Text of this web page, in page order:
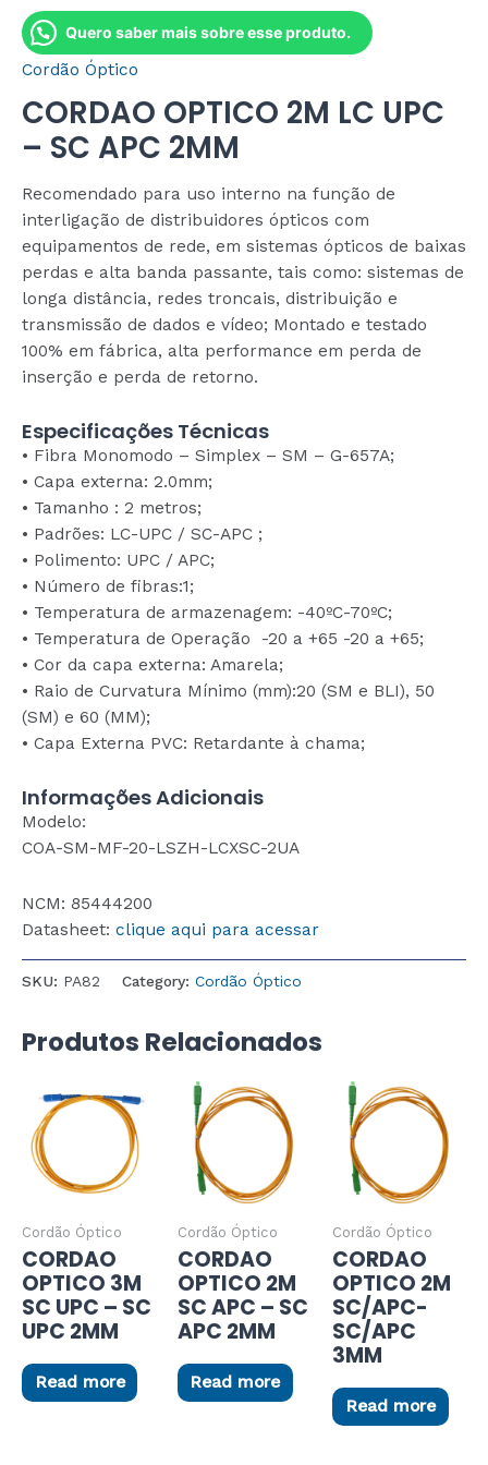
Quero saber mais sobre esse produto.
Cordão Óptico
CORDAO OPTICO 2M LC UPC
– SC APC 2MM
Recomendado para uso interno na função de
interligação de distribuidores ópticos com
equipamentos de rede, em sistemas ópticos de baixas
perdas e alta banda passante, tais como: sistemas de
longa distância, redes troncais, distribuição e
transmissão de dados e vídeo; Montado e testado
100% em fábrica, alta performance em perda de
inserção e perda de retorno.
Especificações Técnicas
• Fibra Monomodo – Simplex – SM – G-657A;
• Capa externa: 2.0mm;
• Tamanho : 2 metros;
• Padrões: LC-UPC / SC-APC ;
• Polimento: UPC / APC;
• Número de fibras:1;
• Temperatura de armazenagem: -40ºC-70ºC;
• Temperatura de Operação -20 a +65 -20 a +65;
• Cor da capa externa: Amarela;
• Raio de Curvatura Mínimo (mm):20 (SM e BLI), 50
(SM) e 60 (MM);
• Capa Externa PVC: Retardante à chama;
Informações Adicionais
Modelo:
COA-SM-MF-20-LSZH-LCXSC-2UA
NCM: 85444200
Datasheet: clique aqui para acessar
SKU: PA82 Category: Cordão Óptico
Produtos Relacionados
Cordão Óptico
CORDAO
OPTICO 3M
SC UPC – SC
UPC 2MM
Read more
Cordão Óptico
CORDAO
OPTICO 2M
SC APC – SC
APC 2MM
Read more
Cordão Óptico
CORDAO
OPTICO 2M
SC/APC-
SC/APC
3MM
Read more